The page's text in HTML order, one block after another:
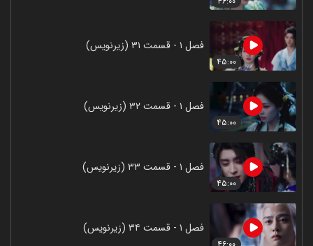
۴۵:۰۰
فصل ۱ - قسمت ۳۱ (زیرنویس)
۴۵:۰۰
فصل ۱ - قسمت ۳۲ (زیرنویس)
۴۵:۰۰
فصل ۱ - قسمت ۳۳ (زیرنویس)
فصل ۱ - قسمت ۳۴ (زیرنویس)